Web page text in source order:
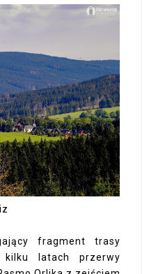
fragment trasy
latach przerwy